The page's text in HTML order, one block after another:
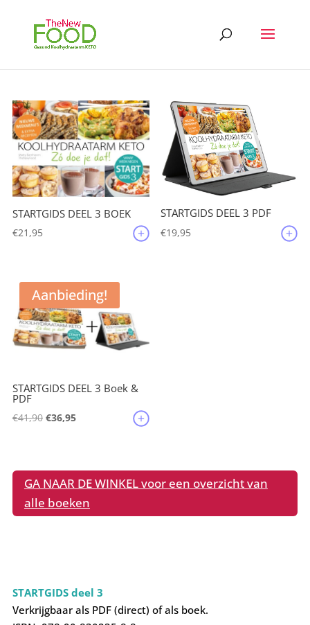
STARTGIDS DEEL 3 BOEK
€21,95
STARTGIDS DEEL 3 PDF
€19,95
Aanbieding!
STARTGIDS DEEL 3 Boek &
PDF
€41,90 Oorspronkelijke
€41,90.
€36,95Huidige
€36,95.
GA NAAR DE WINKEL voor een overzicht van
alle boeken
STARTGIDS deel 3
Verkrijgbaar als PDF (direct) of als boek.